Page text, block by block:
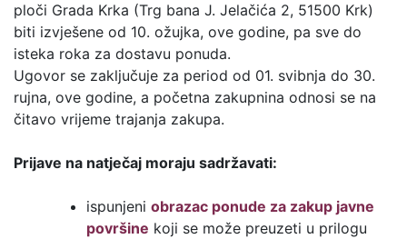
ploči Grada Krka (Trg bana J. Jelačića 2, 51500 Krk)
biti izvješene od 10. ožujka, ove godine, pa sve do
isteka roka za dostavu ponuda.
Ugovor se zaključuje za period od 01. svibnja do 30.
rujna, ove godine, a početna zakupnina odnosi se na
čitavo vrijeme trajanja zakupa.
Prijave na natječaj moraju sadržavati:
ispunjeni obrazac ponude za zakup javne
površine koji se može preuzeti u prilogu